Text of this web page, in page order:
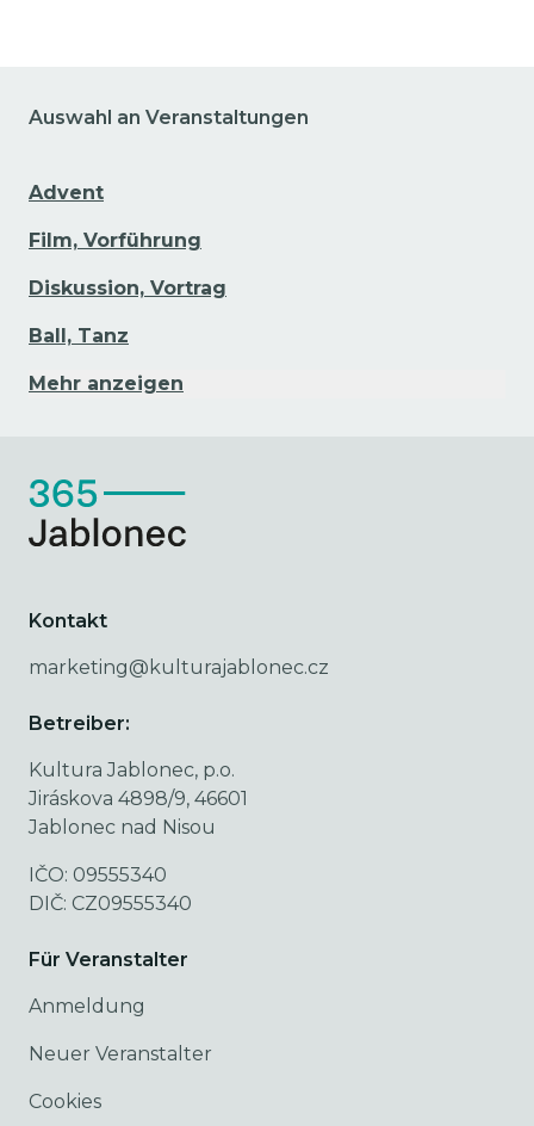
Auswahl an Veranstaltungen
Advent
Film, Vorführung
Diskussion, Vortrag
Ball, Tanz
Mehr anzeigen
Kontakt
marketing@kulturajablonec.cz
Betreiber:
Kultura Jablonec, p.o.
Jiráskova 4898/9, 46601
Jablonec nad Nisou
IČO: 09555340
DIČ: CZ09555340
Für Veranstalter
Anmeldung
Neuer Veranstalter
Cookies